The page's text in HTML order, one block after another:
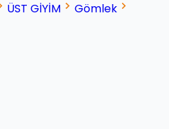
ÜST GİYİM
Gömlek